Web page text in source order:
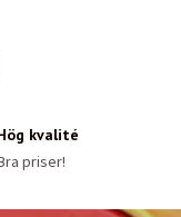
kvalité
priser!